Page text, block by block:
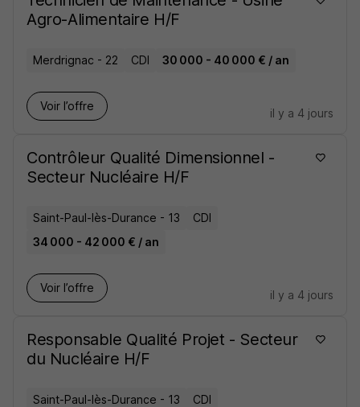
Agro-Alimentaire H/F
Merdrignac - 22 CDI 30 000 - 40 000 € / an
Voir l’offre
il y a 4 jours
Contrôleur Qualité Dimensionnel -
Secteur Nucléaire H/F
Saint-Paul-lès-Durance - 13
CDI
34 000 - 42 000 € / an
Voir l’offre
il y a 4 jours
Responsable Qualité Projet - Secteur
du Nucléaire H/F
Saint-Paul-lès-Durance - 13
CDI